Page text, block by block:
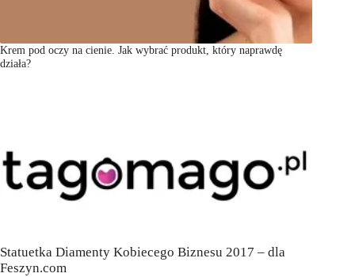
Krem pod oczy na cienie. Jak wybrać produkt, który naprawdę
działa?
Statuetka Diamenty Kobiecego Biznesu 2017 – dla
Feszyn.com